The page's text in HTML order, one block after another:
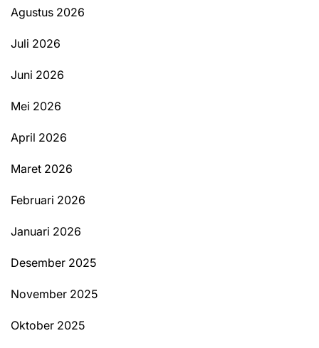
Agustus 2026
Juli 2026
Juni 2026
Mei 2026
April 2026
Maret 2026
Februari 2026
Januari 2026
Desember 2025
November 2025
Oktober 2025